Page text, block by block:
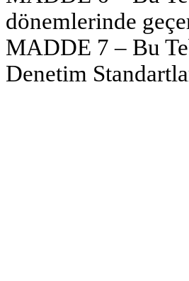
dönemlerinde
MADDE 7 – Bu
Denetim